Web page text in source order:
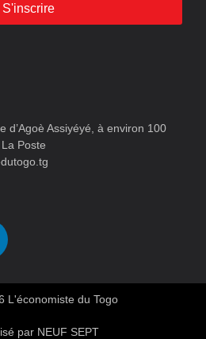
S'inscrire
d’Agoè Assiyéyé, à environ 100
Poste
L'économiste du Togo
par NEUF SEPT